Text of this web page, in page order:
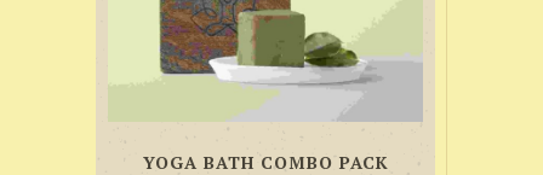
YOGA BATH COMBO PACK